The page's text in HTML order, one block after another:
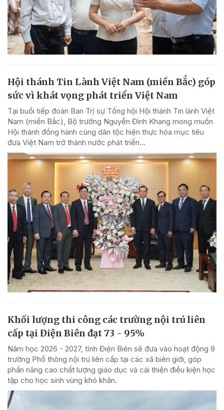
Hội thánh Tin Lành Việt Nam (miền Bắc) góp
sức vì khát vọng phát triển Việt Nam
Tại buổi tiếp đoàn Ban Trị sự Tổng hội Hội thánh Tin lành Việt
Nam (miền Bắc), Bộ trưởng Nguyễn Đình Khang mong muốn
Hội thánh đồng hành cùng dân tộc hiện thực hóa mục tiêu
đưa Việt Nam trở thành nước phát triển...
Khối lượng thi công các trường nội trú liên
cấp tại Điện Biên đạt 73 - 95%
Năm học 2026 - 2027, tỉnh Điện Biên sẽ đưa vào hoạt động 9
trường Phổ thông nội trú liên cấp tại các xã biên giới, góp
phần nâng cao chất lượng giáo dục và cải thiện điều kiện học
tập cho học sinh vùng khó khăn.